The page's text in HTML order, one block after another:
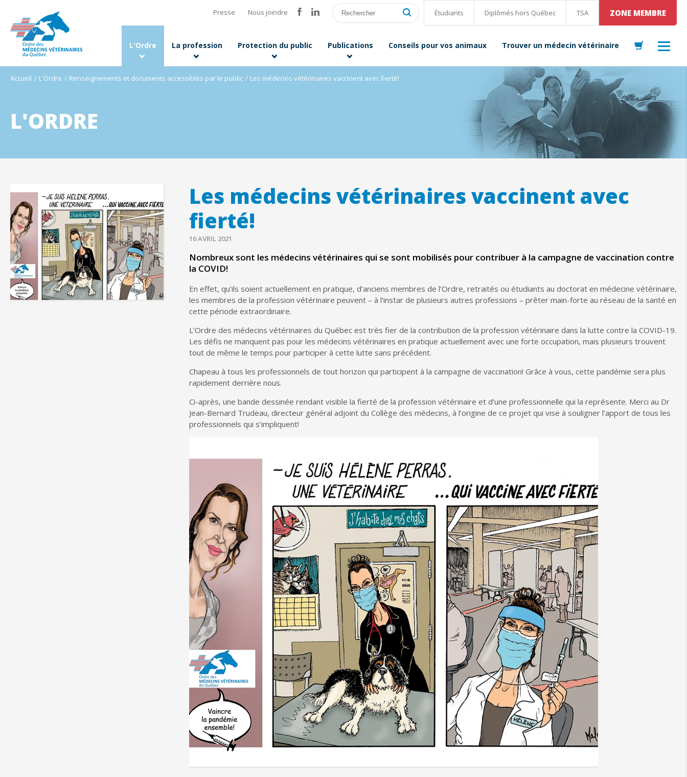
Presse Nous joindre Étudiants Diplômés hors Québec TSA ZONE MEMBRE
L'Ordre La profession Protection du public Publications Conseils pour vos animaux Trouver un médecin vétérinaire
Accueil L'Ordre Renseignements et documents accessibles par le public Les médecins vétérinaires vaccinent avec fierté!
L'ORDRE
Les médecins vétérinaires vaccinent avec
fierté!
16 AVRIL 2021
Nombreux sont les médecins vétérinaires qui se sont mobilisés pour contribuer à la campagne de vaccination contre
la COVID!
En effet, qu’ils soient actuellement en pratique, d’anciens membres de l’Ordre, retraités ou étudiants au doctorat en médecine vétérinaire,
les membres de la profession vétérinaire peuvent – à l’instar de plusieurs autres professions – prêter main-forte au réseau de la santé en
cette période extraordinaire.
L’Ordre des médecins vétérinaires du Québec est très fier de la contribution de la profession vétérinaire dans la lutte contre la COVID-19.
Les défis ne manquent pas pour les médecins vétérinaires en pratique actuellement avec une forte occupation, mais plusieurs trouvent
tout de même le temps pour participer à cette lutte sans précédent.
Chapeau à tous les professionnels de tout horizon qui participent à la campagne de vaccination! Grâce à vous, cette pandémie sera plus
rapidement derrière nous.
Ci-après, une bande dessinée rendant visible la fierté de la profession vétérinaire et d’une professionnelle qui la représente. Merci au Dr
Jean-Bernard Trudeau, directeur général adjoint du Collège des médecins, à l’origine de ce projet qui vise à souligner l’apport de tous les
professionnels qui s’impliquent!